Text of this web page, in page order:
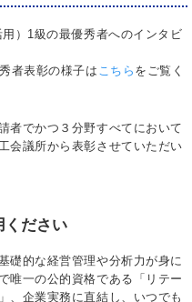
）1級の最優秀者へのインタビ
者表彰の様子は こちら をご覧く
者でかつ３分野すべてにおいて
会議所から表彰させていただい
ください
礎的な経営管理や分析力が身に
唯一の公的資格である「リテー
、企業実務に直結し、いつでも